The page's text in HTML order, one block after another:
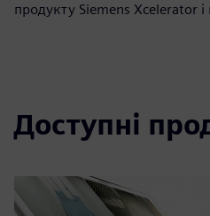
продукту Siemens Xcelerator
Доступні